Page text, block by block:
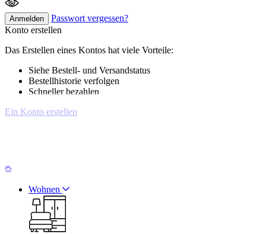
Anmelden
Passwort vergessen?
Konto erstellen
Das Erstellen eines Kontos hat viele Vorteile:
Siehe Bestell- und Versandstatus
Bestellhistorie verfolgen
Schneller bezahlen
Ein Konto erstellen
Wohnen